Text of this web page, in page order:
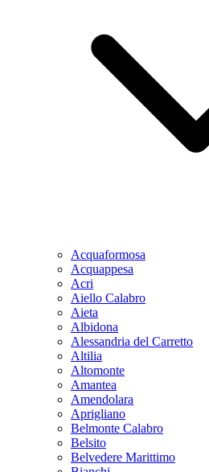
Acquaformosa
Acquappesa
Acri
Aiello Calabro
Aieta
Albidona
Alessandria del Carretto
Altilia
Altomonte
Amantea
Amendolara
Aprigliano
Belmonte Calabro
Belsito
Belvedere Marittimo